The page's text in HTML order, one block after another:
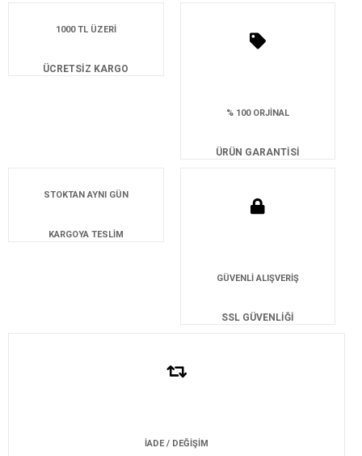
1000 TL ÜZERİ
ÜCRETSİZ KARGO
% 100 ORJİNAL
ÜRÜN GARANTİSİ
STOKTAN AYNI GÜN
KARGOYA TESLİM
GÜVENLİ ALIŞVERİŞ
SSL GÜVENLİĞİ
İADE / DEĞİŞİM